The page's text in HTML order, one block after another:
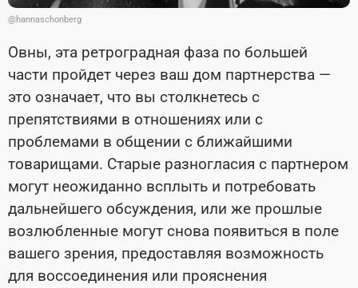
@hannaschonberg
Овны, эта ретроградная фаза по большей
части пройдет через ваш дом партнерства —
это означает, что вы столкнетесь с
препятствиями в отношениях или с
проблемами в общении с ближайшими
товарищами. Старые разногласия с партнером
могут неожиданно всплыть и потребовать
дальнейшего обсуждения, или же прошлые
возлюбленные могут снова появиться в поле
вашего зрения, предоставляя возможность
для воссоединения или прояснения